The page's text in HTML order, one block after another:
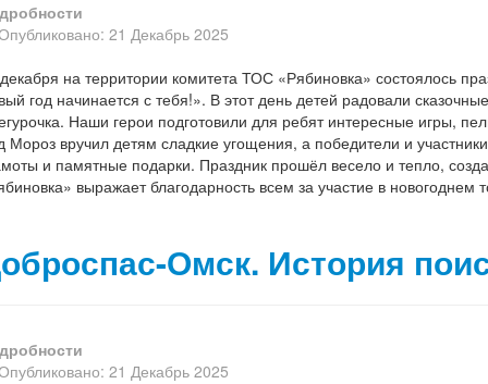
21 Декабрь 2025
на территории комитета ТОС «Рябиновка» состоялось
год начинается с тебя!». В этот день детей радовали
Наши герои подготовили для ребят интересные игры,
Мороз вручил детям сладкие угощения, а победители и
и памятные подарки. Праздник прошёл весело и тепло,
выражает благодарность всем за участие в новогоднем
Омск. История
21 Декабрь 2025